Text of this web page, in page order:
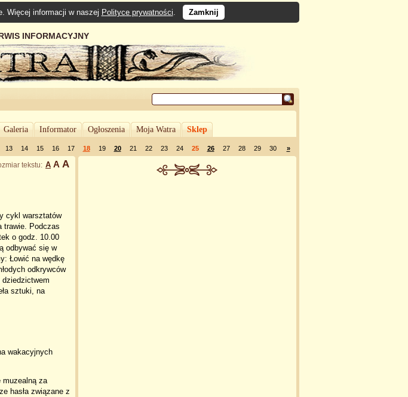
Więcej informacji w naszej Polityce prywatności. Zamknij
INFORMACYJNY
Galeria Informator Ogłoszenia Moja Watra Sklep
13 14 15 16 17 18 19 20 21 22 23 24 25 26 27 28 29 30 »
tekstu: A A A
cykl warsztatów
trawie. Podczas
o godz. 10.00
odbywać się w
Łowić na wędkę
odkrywców
sztuki, na
wakacyjnych
muzealną za
hasła związane z